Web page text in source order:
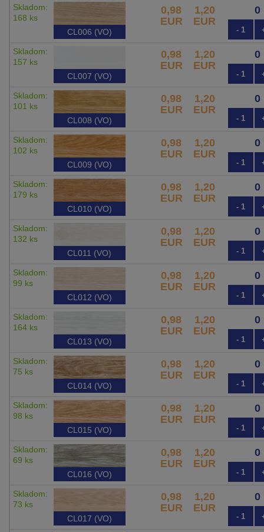
Skladom:
168 ks
CL006 (VO)
0,98
EUR
1,20
EUR
- 1
Skladom:
157 ks
CL007 (VO)
0,98
EUR
1,20
EUR
- 1
Skladom:
101 ks
CL008 (VO)
0,98
EUR
1,20
EUR
- 1
Skladom:
102 ks
CL009 (VO)
0,98
EUR
1,20
EUR
- 1
Skladom:
179 ks
CL010 (VO)
0,98
EUR
1,20
EUR
- 1
Skladom:
132 ks
CL011 (VO)
0,98
EUR
1,20
EUR
- 1
Skladom:
99 ks
CL012 (VO)
0,98
EUR
1,20
EUR
- 1
Skladom:
164 ks
CL013 (VO)
0,98
EUR
1,20
EUR
- 1
Skladom:
75 ks
CL014 (VO)
0,98
EUR
1,20
EUR
- 1
Skladom:
98 ks
CL015 (VO)
0,98
EUR
1,20
EUR
- 1
Skladom:
69 ks
CL016 (VO)
0,98
EUR
1,20
EUR
- 1
Skladom:
73 ks
CL017 (VO)
0,98
EUR
1,20
EUR
- 1